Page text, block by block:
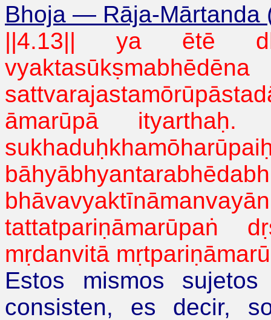
Bhoja — Rāja-Mārtanda
||4.13|| ya ētē
vyaktasūkṣmabhēdēna
āmarūpā
ityarthaḥ.
tattatpariṇāmarūpaṅ
mṛdanvitā
Estos mismos
consisten, es decir,